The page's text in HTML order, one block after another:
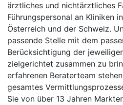
ärztliches und nichtärztliches
Führungspersonal an Kliniken
Österreich und der Schweiz.
passende Stelle mit dem
Berücksichtigung der
zielgerichtet zusammen zu
erfahrenen Beraterteam
gesamtes
Sie von über 13 Jahren